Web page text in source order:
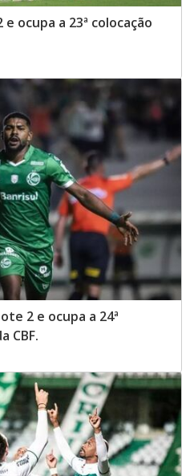
ocupa a 23ª colocação
2 e ocupa a 24ª
CBF.